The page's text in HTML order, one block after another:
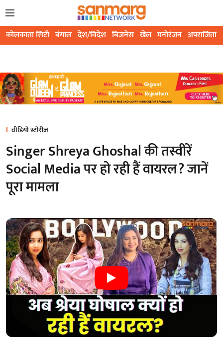
कोलकाता सिटी बंगाल देश/विदेश बिजनेस खेल मनोरंजन अपराजिता
वीडियो स्टोरीज
Singer Shreya Ghoshal की तस्वीरें
Social Media पर हो रही हैं वायरल? जानें
पूरा मामला